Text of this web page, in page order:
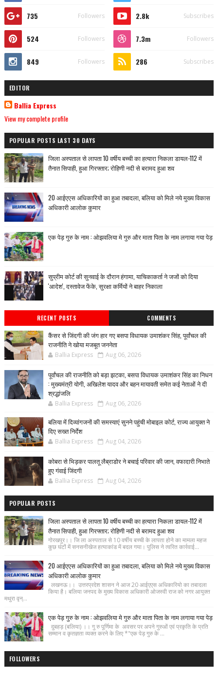
735 Followers 2.8k Subscribes
524 Followers 7.3m Followers
849 Followers 286 Subscribes
EDITOR
Ballia Express
View my complete profile
POPULAR POSTS LAST 30 DAYS
जिला अस्पताल से लापता 10 वर्षीय बच्ची का हत्यारा निकला डायल-112 में
तैनात सिपाही, हुआ गिरफ्तार; रोहिणी नदी से बरामद हुआ शव
20 आईएएस अधिकारियों का हुआ तबादला, बलिया को मिले नये मुख्य विकास
अधिकारी आलोक कुमार
एक पेड़ गुरु के नाम : ओझवलिया मे गुरु और माता पिता के नाम लगाया गया पेड़
सुप्रीम कोर्ट की सुनवाई के दौरान हंगामा, याचिकाकर्ता ने जजों को दिया
'आदेश', दस्तावेज फेंके, सुरक्षा कर्मियों ने बाहर निकाला
RECENT POSTS COMMENTS
कैंसर से जिंदगी की जंग हार गए बसपा विधायक उमाशंकर सिंह, पूर्वांचल की
राजनीति ने खोया मजबूत जननेता
Ballia Express Aug 06, 2026
पूर्वांचल की राजनीति को बड़ा झटका, बसपा विधायक उमाशंकर सिंह का निधन
: मुख्यमंत्री योगी, अखिलेश यादव और बहन मायावती समेत कई नेताओं ने दी
श्रद्धांजलि
Ballia Express Aug 06, 2026
बलिया में दिव्यांगजनों की समस्याएं सुनने पहुंची मोबाइल कोर्ट, राज्य आयुक्त ने
दिए सख्त निर्देश
Ballia Express Aug 04, 2026
कोबरा से भिड़कर पालतू लैब्राडोर ने बचाई परिवार की जान, वफादारी निभाते
हुए गंवाई जिंदगी
Ballia Express Aug 04, 2026
POPULAR POSTS
जिला अस्पताल से लापता 10 वर्षीय बच्ची का हत्यारा निकला डायल-112 में
तैनात सिपाही, हुआ गिरफ्तार; रोहिणी नदी से बरामद हुआ शव
गोरखपुर।। जि ला अस्पताल से 10 वर्षीय बच्ची के लापता होने का मामला महज
कुछ घंटों में सनसनीखेज हत्याकांड में बदल गया। पुलिस ने त्वरित कार्रवाई...
20 आईएएस अधिकारियों का हुआ तबादला, बलिया को मिले नये मुख्य विकास
अधिकारी आलोक कुमार
लखनऊ।। उत्तरप्रदेश शासन ने आज 20 आईएएस अधिकारियो का तबादला
किया है। बलिया जनपद के मुख्य विकास अधिकारी ओजस्वी राज को नगर आयुक्त
मथुरा वृन्...
एक पेड़ गुरु के नाम : ओझवलिया मे गुरु और माता पिता के नाम लगाया गया पेड़
दुबहड़ (बलिया) ।। गु रु पूर्णिमा के अवसर पर अपने गुरुओं एवं प्रकृति के प्रति
सम्मान व कृतज्ञता व्यक्त करने के लिए *"एक पेड़ गुरु के ...
FOLLOWERS